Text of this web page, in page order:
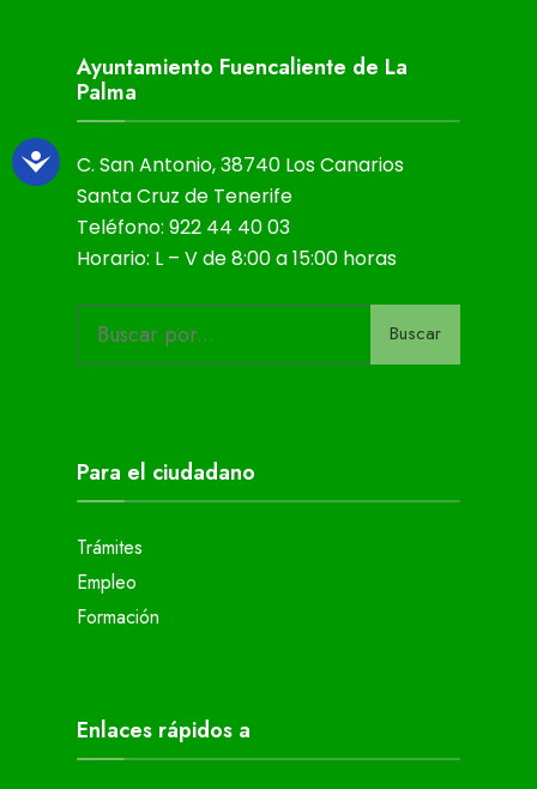
Ayuntamiento Fuencaliente de La
Palma
C. San Antonio, 38740 Los Canarios
Santa Cruz de Tenerife
Teléfono: 922 44 40 03
Horario: L – V de 8:00 a 15:00 horas
Buscar
Para el ciudadano
Trámites
Empleo
Formación
Enlaces rápidos a